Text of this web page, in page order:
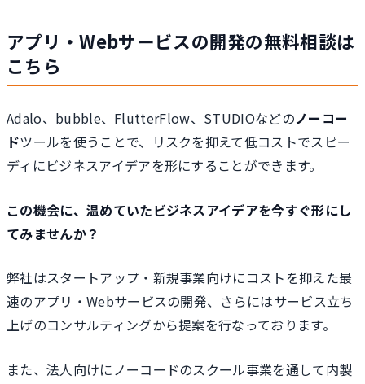
アプリ・Webサービスの開発の無料相談は
こちら
Adalo、bubble、FlutterFlow、STUDIOなどのノーコー
ドツールを使うことで、リスクを抑えて低コストでスピー
ディにビジネスアイデアを形にすることができます。
この機会に、温めていたビジネスアイデアを今すぐ形にし
てみませんか？
弊社はスタートアップ・新規事業向けにコストを抑えた最
速のアプリ・Webサービスの開発、さらにはサービス立ち
上げのコンサルティングから提案を行なっております。
また、法人向けにノーコードのスクール事業を通して内製